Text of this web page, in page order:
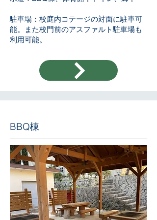
駐車場：校庭内コテージの対面に駐車可
能。また校門前のアスファルト駐車場も
利用可能。​​​​​​​
​BBQ棟